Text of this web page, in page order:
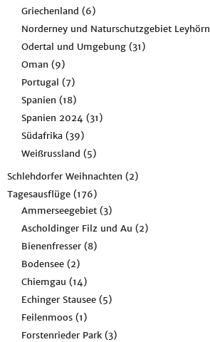
Griechenland (6)
Norderney und Naturschutzgebiet Leyhörn
Odertal und Umgebung (31)
Oman (9)
Portugal (7)
Spanien (18)
Spanien 2024 (31)
Südafrika (39)
Weißrussland (5)
Schlehdorfer Weihnachten (2)
Tagesausflüge (176)
Ammerseegebiet (3)
Ascholdinger Filz und Au (2)
Bienenfresser (8)
Bodensee (2)
Chiemgau (14)
Echinger Stausee (5)
Feilenmoos (1)
Forstenrieder Park (3)